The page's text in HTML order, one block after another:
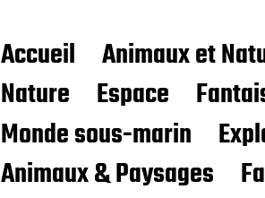
Accueil Animaux et
Nature
Espace
Monde sous-marin
Animaux & Paysages